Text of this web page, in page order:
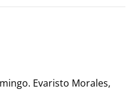
Evaristo Morales,